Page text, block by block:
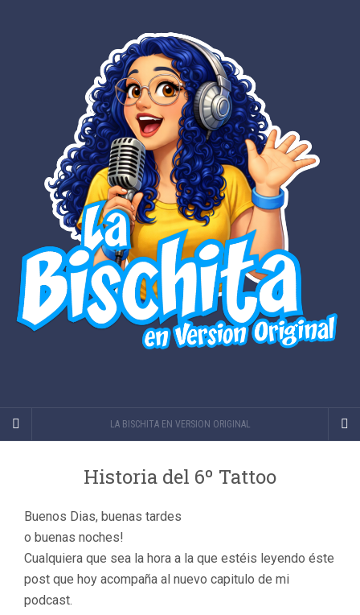
LA BISCHITA EN VERSION ORIGINAL
Historia del 6º Tattoo
Buenos Dias, buenas tardes
o buenas noches!
Cualquiera que sea la hora a la que estéis leyendo éste
post que hoy acompaña al nuevo capitulo de mi
podcast.